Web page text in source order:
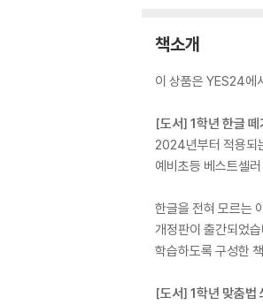
책소개
이 상품은 YES24에
[도서] 1학년 한글
2024년부터 적용되
예비초등 베스트셀러
한글을 전혀 모르는
개정판이 출간되었
학습하도록 구성한
[도서] 1학년 맞춤법